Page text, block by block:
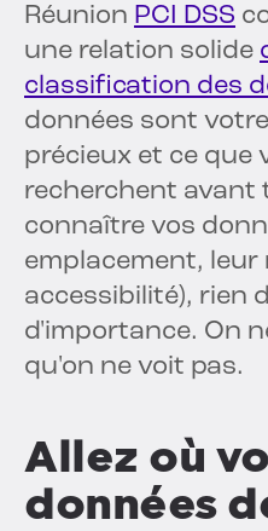
Réunion PCI DSS
une relation solide
classification des
données sont
précieux et ce que
recherchent avant
connaître vos
emplacement, leur
accessibilité), rien
d'importance. On
qu'on ne voit pas.
Allez où
données